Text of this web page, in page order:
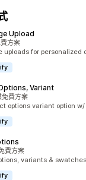
Upload
方案
uploads for personalized
Variant
免費方案
options variant option
費方案
variants &